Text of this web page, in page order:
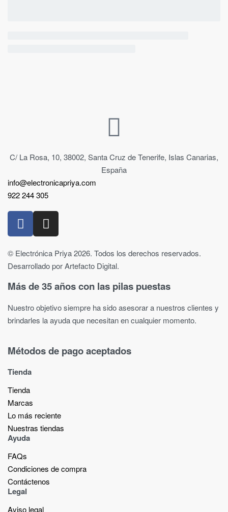
C/ La Rosa, 10, 38002, Santa Cruz de Tenerife, Islas Canarias,
España
info@electronicapriya.com
922 244 305
© Electrónica Priya 2026. Todos los derechos reservados.
Desarrollado por Artefacto Digital.
Más de 35 años con las pilas puestas
Nuestro objetivo siempre ha sido asesorar a nuestros clientes y
brindarles la ayuda que necesitan en cualquier momento.
Métodos de pago aceptados
Tienda
Tienda
Marcas
Lo más reciente​
Nuestras tiendas​
Ayuda
FAQs
Condiciones de compra
Contáctenos
Legal
Aviso legal